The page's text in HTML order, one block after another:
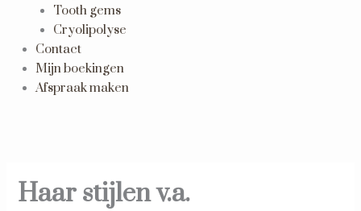
Tooth gems
Cryolipolyse
Contact
Mijn boekingen
Afspraak maken
Haar stijlen v.a.